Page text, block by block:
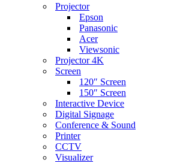
Projector
Epson
Panasonic
Acer
Viewsonic
Projector 4K
Screen
120″ Screen
150″ Screen
Interactive Device
Digital Signage
Conference & Sound
Printer
CCTV
Visualizer